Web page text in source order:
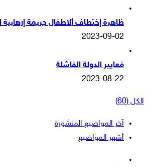
ظاهرة إختطاف ألاطفال جريمة إرهابية
2023-09-02
مَعايير الدولة الفاشلة
2023-08-22
الكل (60)
آخر المواضيع المنشورة
أشهر المواضيع